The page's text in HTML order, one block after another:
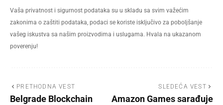
Vaša privatnost i sigurnost podataka su u skladu sa svim važećim
zakonima o zaštiti podataka, podaci se koriste isključivo za poboljšanje
vašeg iskustva sa našim proizvodima i uslugama. Hvala na ukazanom
poverenju!
PRETHODNA VEST
Belgrade Blockchain
SLEDEĆA VEST
Amazon Games sarađuje